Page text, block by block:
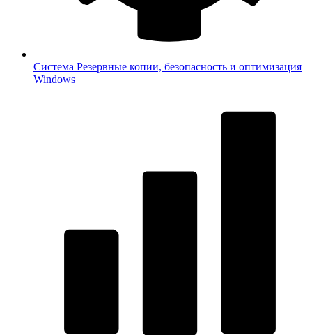
Система Резервные копии, безопасность и оптимизация
Windows